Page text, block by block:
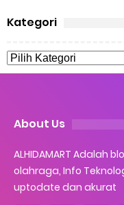
Kategori
About Us
ALHIDAMART Adalah
olahraga, Info
uptodate dan akurat